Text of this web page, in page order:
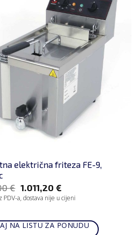
električna friteza FE-9,
€ 1.011,20 €
PDV-a, dostava nije u cijeni
NA LISTU ZA PONUDU